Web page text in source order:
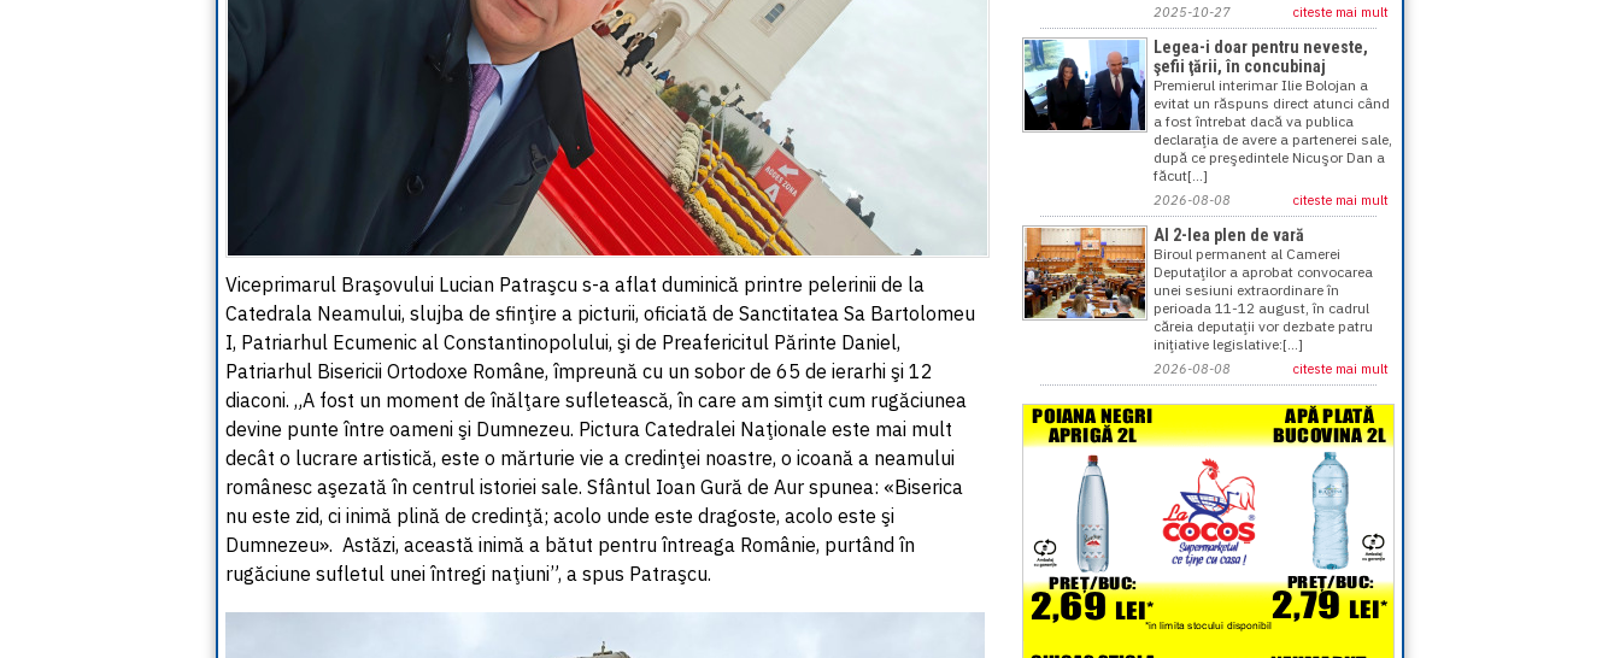
Viceprimarul Braşovului Lucian Patraşcu s-a aflat duminică printre pelerinii de la
Catedrala Neamului, slujba de sfinţire a picturii, oficiată de Sanctitatea Sa Bartolomeu
I, Patriarhul Ecumenic al Constantinopolului, şi de Preafericitul Părinte Daniel,
Patriarhul Bisericii Ortodoxe Române, împreună cu un sobor de 65 de ierarhi şi 12
diaconi. „A fost un moment de înălţare sufletească, în care am simţit cum rugăciunea
devine punte între oameni şi Dumnezeu. Pictura Catedralei Naţionale este mai mult
decât o lucrare artistică, este o mărturie vie a credinţei noastre, o icoană a neamului
românesc aşezată în centrul istoriei sale. Sfântul Ioan Gură de Aur spunea: «Biserica
nu este zid, ci inimă plină de credinţă; acolo unde este dragoste, acolo este şi
Dumnezeu». Astăzi, această inimă a bătut pentru întreaga Românie, purtând în
rugăciune sufletul unei întregi naţiuni”, a spus Patraşcu.
2025-10-27 citeste mai mult
Legea-i doar pentru neveste,
şefii ţării, în concubinaj
Premierul interimar Ilie Bolojan a
evitat un răspuns direct atunci când
a fost întrebat dacă va publica
declaraţia de avere a partenerei sale,
după ce preşedintele Nicuşor Dan a
făcut[...]
2026-08-08 citeste mai mult
Al 2-lea plen de vară
Biroul permanent al Camerei
Deputaţilor a aprobat convocarea
unei sesiuni extraordinare în
perioada 11-12 august, în cadrul
căreia deputaţii vor dezbate patru
iniţiative legislative:[...]
2026-08-08 citeste mai mult